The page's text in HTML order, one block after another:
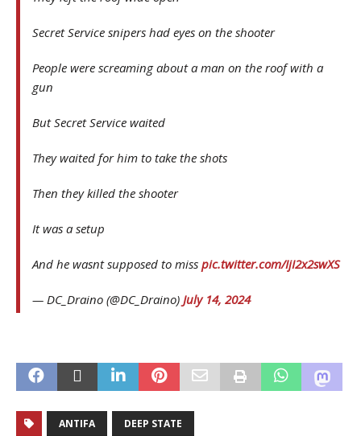
Secret Service snipers had eyes on the shooter
People were screaming about a man on the roof with a
gun
But Secret Service waited
They waited for him to take the shots
Then they killed the shooter
It was a setup
And he wasnt supposed to miss pic.twitter.com/IjI2x2swXS
— DC_Draino (@DC_Draino) July 14, 2024
ANTIFA DEEP STATE